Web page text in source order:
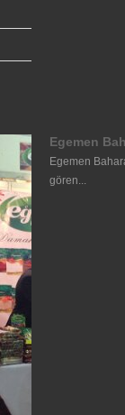
Egemen
Egemen
gören...